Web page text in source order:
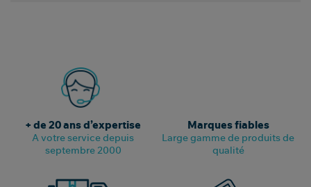
+ de 20 ans d’expertise
A votre service depuis
septembre 2000
Marques fiables
Large gamme de produits de
qualité